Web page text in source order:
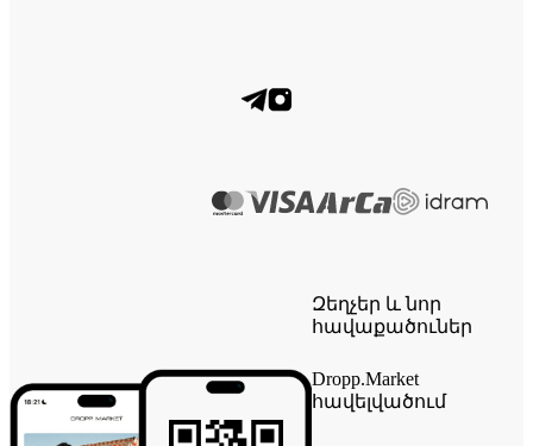
Զեղչեր և նոր
հավաքածուներ
Dropp.Market
հավելվածում